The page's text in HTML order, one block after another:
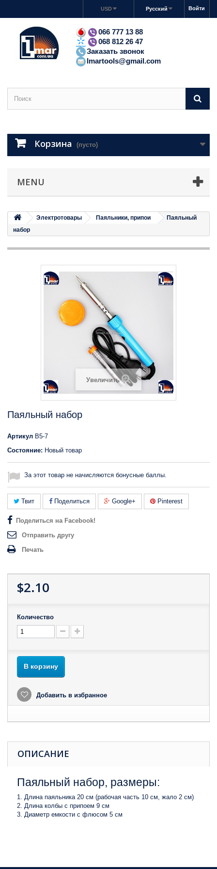
Войти
Русский
USD
066 777 13 88
068 812 26 47
Заказать звонок
lmartools@gmail.com
Корзина (пусто)
MENU
Электротовары Паяльники, припои
Паяльный
набор
Увеличить
Паяльный набор
Артикул B5-7
Состояние: Новый товар
За этот товар не начисляются бонусные баллы.
Твит Поделиться Google+ Pinterest
Поделиться на Facebook!
Отправить другу
Печать
$2.10
Количество
В корзину
Добавить в избранное
ОПИСАНИЕ
Паяльный набор, размеры:
Длина паяльника 20 см (рабочая часть 10 см, жало 2 см)
Длина колбы с припоем 9 см
Диаметр емкости с флюсом 5 см